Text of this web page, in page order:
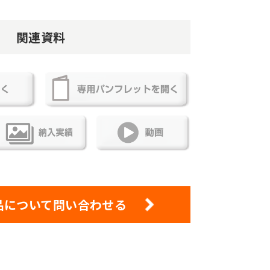
関連資料
ついて問い合わせる